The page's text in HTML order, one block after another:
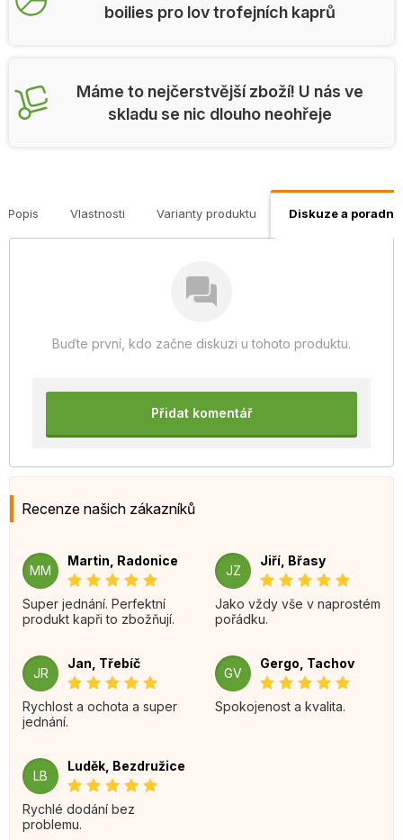
boilies pro lov trofejních kaprů
Máme to nejčerstvější zboží! U nás ve
skladu se nic dlouho neohřeje
Popis Vlastnosti Varianty produktu Diskuze a poradna
Buďte první, kdo začne diskuzi u tohoto produktu.
Přidat komentář
Recenze našich zákazníků
MM
Martin, Radonice
Super jednání. Perfektní
produkt kapři to zbožňují.
JZ
Jiří, Břasy
Jako vždy vše v naprostém
pořádku.
JR
Jan, Třebíč
Rychlost a ochota a super
jednání.
GV
Gergo, Tachov
Spokojenost a kvalita.
LB
Luděk, Bezdružice
Rychlé dodání bez
problemu.